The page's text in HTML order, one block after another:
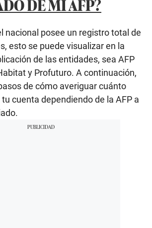
DE MI AFP?
nacional posee un registro total de
esto se puede visualizar en la
de las entidades, sea AFP
y Profuturo. A continuación,
de cómo averiguar cuánto
cuenta dependiendo de la AFP a